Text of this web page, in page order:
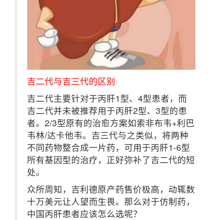
吉二代与吉三代的区别
吉二代主要针对于丙肝1型、4型患者，而
吉二代并未被推荐用于丙肝2型、3型的患
者。2/3型原有的治愈方案如索非布韦+利巴
韦林/达卡他韦。吉三代与之类似，将两种
不同药物整合成一片药，可用于丙肝1-6型
所有基因型的治疗，正好弥补了吉二代的短
处。
众所周知，吉利德原产药售价极高，动辄数
十万美元让人望而生畏。那么对于仿制药，
中国丙肝患者应该怎么选呢？